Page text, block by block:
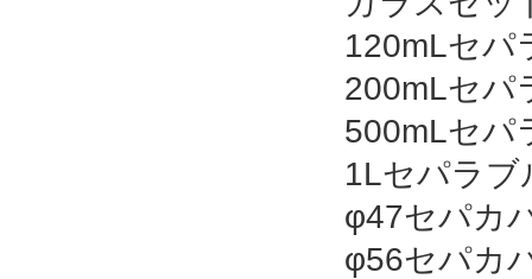
120mLセパ
200mLセパ
500mLセパ
1Lセパラブ
φ47セパカ
φ56セパカ